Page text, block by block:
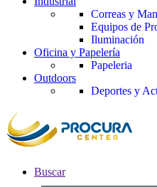
Correas y
Equipos de
Iluminación
Oficina y Papelería
Papeleria
Outdoors
Deportes y
Buscar